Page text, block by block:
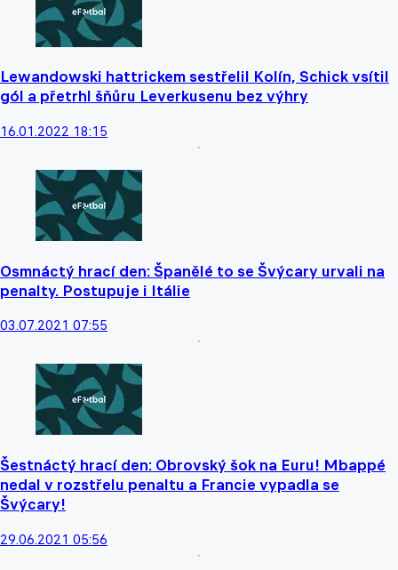
Lewandowski hattrickem sestřelil Kolín, Schick vsítil
gól a přetrhl šňůru Leverkusenu bez výhry
16.01.2022 18:15
Osmnáctý hrací den: Španělé to se Švýcary urvali na
penalty. Postupuje i Itálie
03.07.2021 07:55
Šestnáctý hrací den: Obrovský šok na Euru! Mbappé
nedal v rozstřelu penaltu a Francie vypadla se
Švýcary!
29.06.2021 05:56